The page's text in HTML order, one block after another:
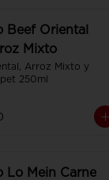
Beef Oriental
Mixto
Arroz Mixto y
250ml
Lo Mein Carne